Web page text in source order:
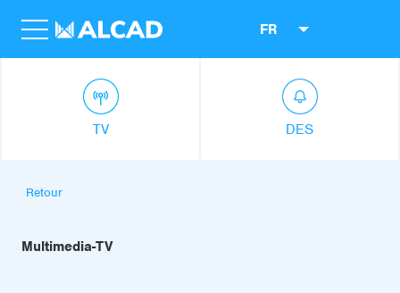
FR
TV DES
Retour
Multimedia-TV